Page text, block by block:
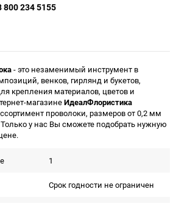
800 234 5155
- это незаменимый инструмент в
венков, гирлянд и букетов,
крепления материалов, цветов и
магазинеИдеалФлористика
проволоки, размеров от 0,2 мм
у нас Вы сможете подобрать нужную
1
Срок годности не ограничен